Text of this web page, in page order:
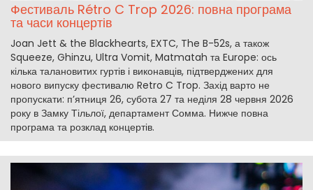
Фестиваль Rétro C Trop 2026: повна програма
та часи концертів
Joan Jett & the Blackhearts, EXTC, The B-52s, а також
Squeeze, Ghinzu, Ultra Vomit, Matmatah та Europe: ось
кілька талановитих гуртів і виконавців, підтверджених для
нового випуску фестивалю Retro C Trop. Захід варто не
пропускати: п’ятниця 26, субота 27 та неділя 28 червня 2026
року в Замку Тільлої, департамент Сомма. Нижче повна
програма та розклад концертів.